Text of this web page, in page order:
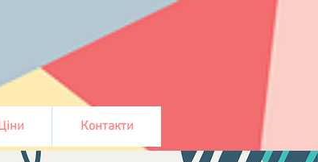
Контакти